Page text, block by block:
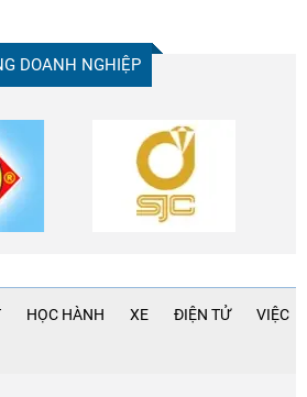
DOANH NGHIỆP
HỌC HÀNH XE ĐIỆN TỬ VIỆC